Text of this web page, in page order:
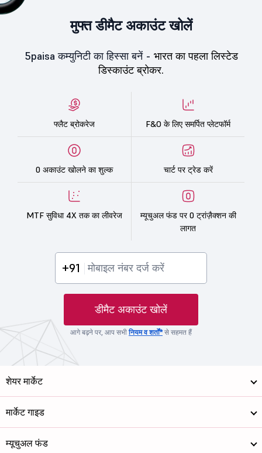
मुफ्त डीमैट अकाउंट खोलें
5paisa कम्युनिटी का हिस्सा बनें - भारत का पहला लिस्टेड
डिस्काउंट ब्रोकर.
फ्लैट ब्रोकरेज F&O के लिए समर्पित प्लेटफॉर्म
0 अकाउंट खोलने का शुल्क चार्ट पर ट्रेड करें
MTF सुविधा 4X तक का लीवरेज
म्यूचुअल फंड पर 0 ट्रांज़ैक्शन की
लागत
+91
डीमैट अकाउंट खोलें
आगे बढ़ने पर, आप सभीनियम व शर्तों*से सहमत हैं
शेयर मार्केट
मार्केट गाइड
म्यूचुअल फंड